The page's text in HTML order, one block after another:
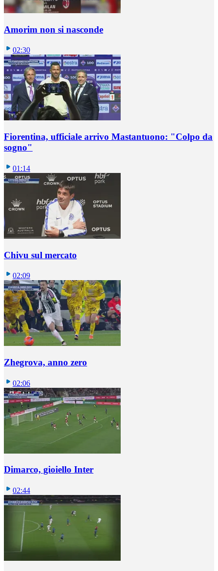
Amorim non si nasconde
02:30
Fiorentina, ufficiale arrivo Mastantuono: "Colpo da
sogno"
01:14
Chivu sul mercato
02:09
Zhegrova, anno zero
02:06
Dimarco, gioiello Inter
02:44